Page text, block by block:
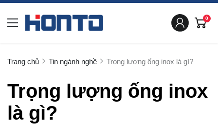
0
Trang chủ Tin ngành nghề Trọng lượng ống inox là gì?
Trọng lượng ống inox
là gì?